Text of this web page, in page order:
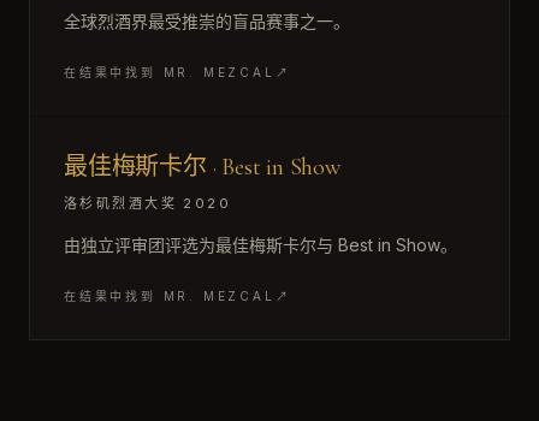
全球烈酒界最受推崇的盲品赛事之一。
在结果中找到 MR. MEZCAL ↗
最佳梅斯卡尔 · Best in Show
洛杉矶烈酒大奖 2020
由独立评审团评选为最佳梅斯卡尔与 Best in Show。
在结果中找到 MR. MEZCAL ↗